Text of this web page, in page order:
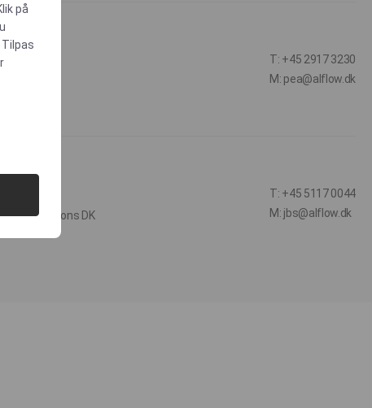
T: +45 2917 3230
M: pea@alflow.dk
Use Solutions DK
T: +45 5117 0044
M: jbs@alflow.dk
på